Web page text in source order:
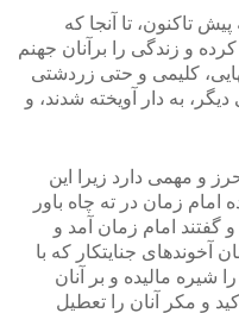
تاکنون، تا آنجا که
و زندگی را برآنان جهنم
کلیمی و حتی زردشتی
به دار آویخته شدند، و
و مهمی دارد زیرا این
زمان در ته چاه باور
گفتند امام زمان آمد و
آخوندهای جنایتکار که با
مالیده و بر آنان
و مکر آنان را تعطیل